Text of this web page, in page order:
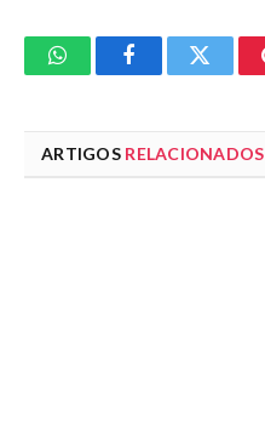
WhatsAppFacebookTwitter
ARTIGOS RELACIONADOS